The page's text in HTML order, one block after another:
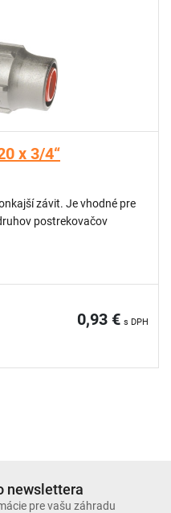
x 3/4“
závit. Je vhodné pre
postrekovačov
0,93 € s DPH
newslettera
pre vašu záhradu